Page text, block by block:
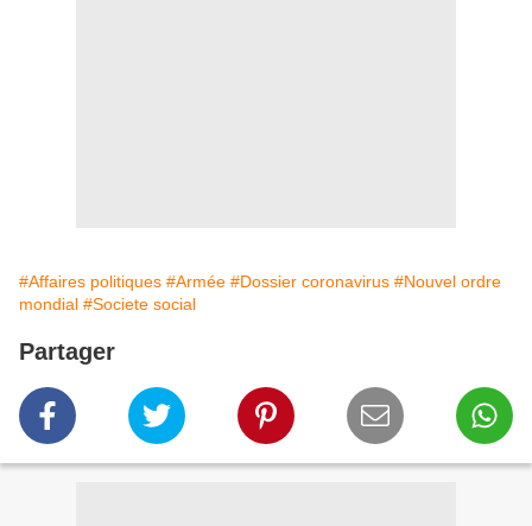
#Affaires politiques #Armée #Dossier coronavirus #Nouvel ordre
mondial #Societe social
Partager